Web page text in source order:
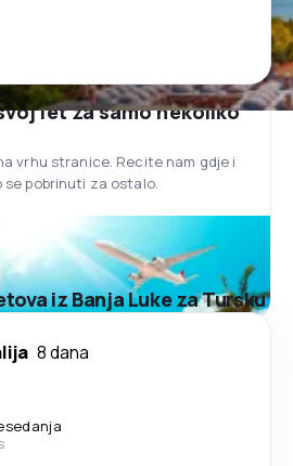
let za samo nekoliko
vrhu stranice. Recite nam gdje i
se pobrinuti za ostalo.
iz Banja Luke za Tursku
8 dana